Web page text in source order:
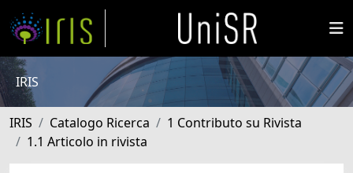
IRIS
IRIS Catalogo Ricerca
1 Contributo su Rivista
1.1 Articolo in rivista